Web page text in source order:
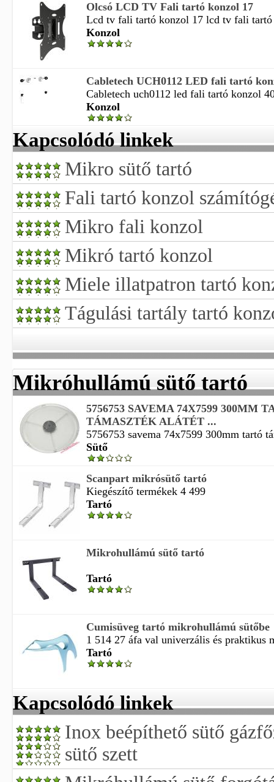
Olcsó LCD TV Fali tartó konzol 17
Lcd tv fali tartó konzol 17 lcd tv fali
Konzol
Cabletech UCH0112 LED fali tartó
Cabletech uch0112 led fali tartó konzol
Konzol
Kapcsolódó linkek
Mikro sütő tartó
Fali tartó konzol
Mikro fali konzol
Mikró tartó konzol
Miele illatpatron tartó
Tágulási tartály tartó
Mikróhullámú sütő tartó
5756753 SAVEMA 74X7599 300MM
TÁMASZTÉK ALÁTÉT ...
5756753 savema 74x7599 300mm tartó
Sütő
Scanpart mikrósütő tartó
Kiegészítő termékek 4 499
Tartó
Mikrohullámú sütő tartó
Tartó
Cumisüveg tartó mikrohullámú sütőbe
1 514 27 áfa val univerzális és praktikus
Tartó
Kapcsolódó linkek
Inox beépíthető sütő
sütő szett